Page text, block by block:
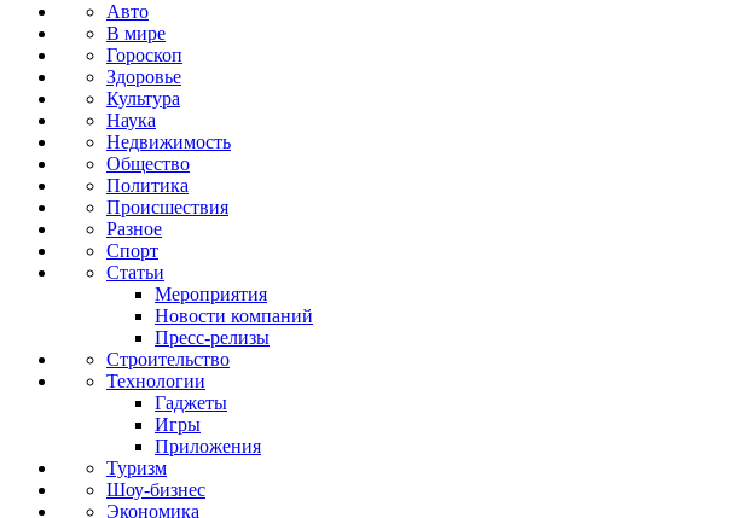
Авто
В мире
Гороскоп
Здоровье
Культура
Наука
Недвижимость
Общество
Политика
Происшествия
Разное
Спорт
Статьи
Мероприятия
Новости компаний
Пресс-релизы
Строительство
Технологии
Гаджеты
Игры
Приложения
Туризм
Шоу-бизнес
Экономика